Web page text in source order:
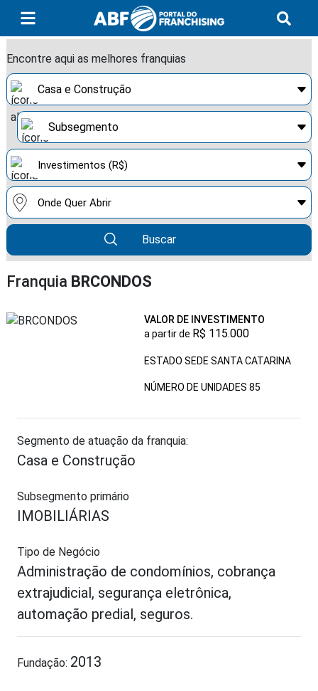
Encontre aqui as melhores franquias
Buscar
Franquia BRCONDOS
VALOR DE INVESTIMENTO
a partir de R$ 115.000
ESTADO SEDE SANTA CATARINA
NÚMERO DE UNIDADES85
Segmento de atuação da franquia:
Casa e Construção
Subsegmento primário
IMOBILIÁRIAS
Tipo de Negócio
Administração de condomínios, cobrança
extrajudicial, segurança eletrônica,
automação predial, seguros.
Fundação: 2013